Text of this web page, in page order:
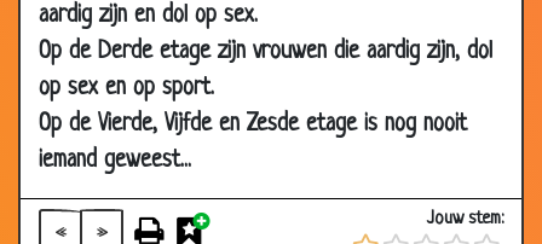
aardig zijn en dol op sex.
Op de Derde etage zijn vrouwen die aardig zijn, dol
op sex en op sport.
Op de Vierde, Vijfde en Zesde etage is nog nooit
iemand geweest...
« »
Jouw stem:
2019
08 Jun
2019
Ronald Goedemondt - Snackbar 'Het
Vogeltje'
2.74
26 May
2019
Dating advertentie 2.70
12 Apr
2019
Borstvoeding 2.26